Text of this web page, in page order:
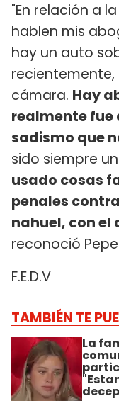
"En relación a
hablen mis
hay un auto
cámara. Hay
realmente fue
sadismo que
sido siempre
usado cosas
penales
nahuel, con el
reconoció
F.E.D.V
TAMBIÉN TE
La